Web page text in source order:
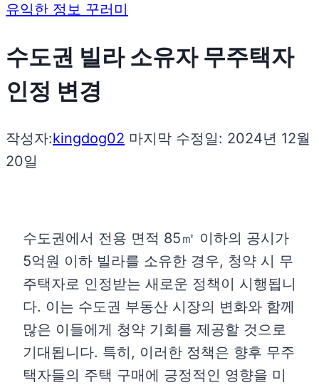
유익한 정보 꾸러미
수도권 빌라 소유자 무주택자
인정 변경
작성자:kingdog02 마지막 수정일: 2024년 12월
20일
수도권에서 전용 면적 85㎡ 이하의 공시가
5억원 이하 빌라를 소유한 경우, 청약 시 무
주택자로 인정받는 새로운 정책이 시행됩니
다. 이는 수도권 부동산 시장의 변화와 함께
많은 이들에게 청약 기회를 제공할 것으로
기대됩니다. 특히, 이러한 정책은 향후 무주
택자들의 주택 구매에 긍정적인 영향을 미